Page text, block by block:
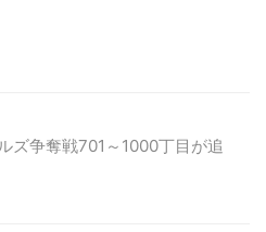
ズ争奪戦701～1000丁目が追